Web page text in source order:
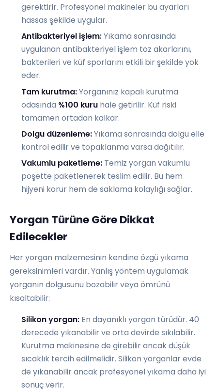
gerektirir. Profesyonel makineler bu ayarları
hassas şekilde uygular.
Antibakteriyel işlem:Yıkama sonrasında
uygulanan antibakteriyel işlem toz akarlarını,
bakterileri ve küf sporlarını etkili bir şekilde yok
eder.
Tam kurutma:Yorganınız kapalı kurutma
odasında %100 kuru hale getirilir. Küf riski
tamamen ortadan kalkar.
Dolgu düzenleme:Yıkama sonrasında dolgu elle
kontrol edilir ve topaklanma varsa dağıtılır.
Vakumlu paketleme: Temiz yorgan vakumlu
poşette paketlenerek teslim edilir. Bu hem
hijyeni korur hem de saklama kolaylığı sağlar.
Yorgan Türüne Göre Dikkat
Edilecekler
Her yorgan malzemesinin kendine özgü yıkama
gereksinimleri vardır. Yanlış yöntem uygulamak
yorganın dolgusunu bozabilir veya ömrünü
kısaltabilir:
Silikon yorgan: En dayanıklı yorgan türüdür. 40
derecede yıkanabilir ve orta devirde sıkılabilir.
Kurutma makinesine de girebilir ancak düşük
sıcaklık tercih edilmelidir. Silikon yorganlar evde
de yıkanabilir ancak profesyonel yıkama daha iyi
sonuç verir.